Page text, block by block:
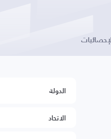
الإحصائيات
الدولة
الاتحاد